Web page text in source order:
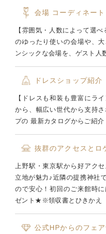
会場 コーディネート
【雰囲気・人数によって選
のゆったり使いの会場や、
ンシックな会場を、ゲスト人
ドレスショップ紹介
【ドレスも和装も豊富にラ
から、幅広い世代から支持
プの 最新カタログからご紹介
抜群のアクセスとロ
上野駅・東京駅から好アク
立地が魅力♪近隣の提携神社
ので安心！初回のご来館時
ゼント★※領収書とひきかえ
公式HPからのフェ